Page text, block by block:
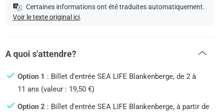
Certaines informations ont été traduites automatiquement.
Voir le texte original ici.
A quoi s'attendre?
Option 1 : Billet d'entrée SEA LIFE Blankenberge, de 2 à
11 ans (valeur : 19,50 €)
Option 2 : Billet d'entrée SEA LIFE Blankenberge, à partir de